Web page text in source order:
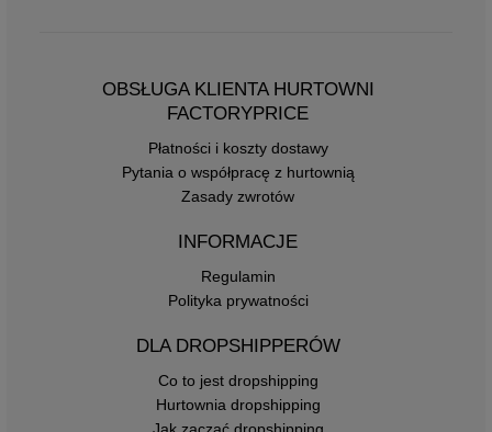
OBSŁUGA KLIENTA HURTOWNI
FACTORYPRICE
Płatności i koszty dostawy
Pytania o współpracę z hurtownią
Zasady zwrotów
INFORMACJE
Regulamin
Polityka prywatności
DLA DROPSHIPPERÓW
Co to jest dropshipping
Hurtownia dropshipping